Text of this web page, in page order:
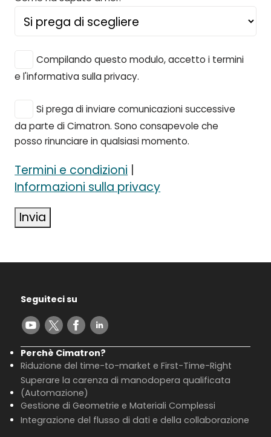
Compilando questo modulo, accetto i termini
e l'informativa sulla privacy.
Si prega di inviare comunicazioni successive
da parte di Cimatron. Sono consapevole che
posso rinunciare in qualsiasi momento.
Termini e condizioni |
Informazioni sulla privacy
Invia
Seguiteci su
Perchè Cimatron?
Riduzione del time-to-market e First-Time-Right
Superare la carenza di manodopera qualificata
(Automazione)
Gestione di Geometrie e Materiali Complessi
Integrazione del flusso di dati e della collaborazione